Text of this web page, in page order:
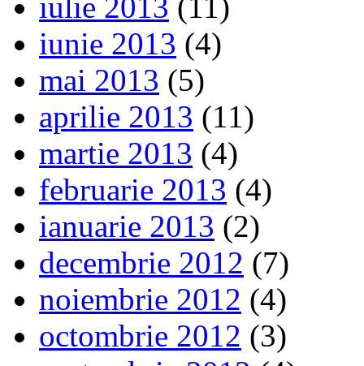
iunie 2013 (4)
mai 2013 (5)
aprilie 2013 (11)
martie 2013 (4)
februarie 2013 (4)
ianuarie 2013 (2)
decembrie 2012 (7)
noiembrie 2012 (4)
octombrie 2012 (3)